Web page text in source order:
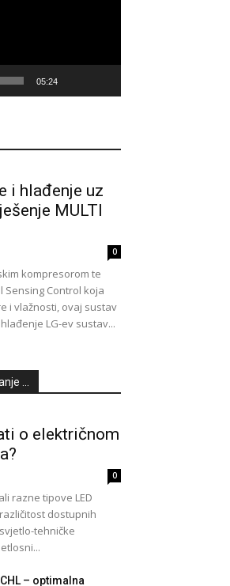
05:24
i hlađenje uz
MULTI
0
kompresorom te
Sensing Control koja
i vlažnosti, ovaj sustav
LG-ev sustav...
...
o električnom
0
razne tipove LED
dostupnih
tehničke
– optimalna